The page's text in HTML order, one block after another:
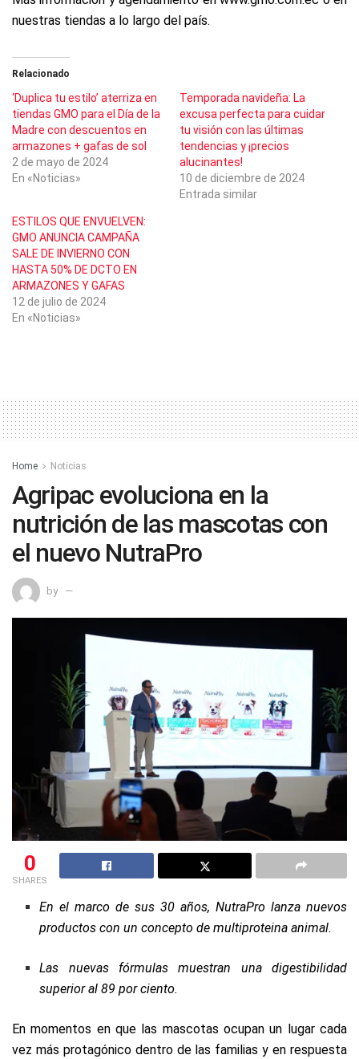
nuestras tiendas a lo largo del país.
Relacionado
‘Duplica tu estilo’ aterriza en
tiendas GMO para el Día de la
Madre con descuentos en
armazones + gafas de sol
2 de mayo de 2024
En «Noticias»
Temporada navideña: La
excusa perfecta para cuidar
tu visión con las últimas
tendencias y ¡precios
alucinantes!
10 de diciembre de 2024
Entrada similar
ESTILOS QUE ENVUELVEN:
GMO ANUNCIA CAMPAÑA
SALE DE INVIERNO CON
HASTA 50% DE DCTO EN
ARMAZONES Y GAFAS
12 de julio de 2024
En «Noticias»
Home Noticias
Agripac evoluciona en la
nutrición de las mascotas con
el nuevo NutraPro
by
0
SHARES
En el marco de sus 30 años, NutraPro lanza nuevos
productos con un concepto de multiproteina animal.
Las nuevas fórmulas muestran una digestibilidad
superior al 89 por ciento.
En momentos en que las mascotas ocupan un lugar cada
vez más protagónico dentro de las familias y en respuesta